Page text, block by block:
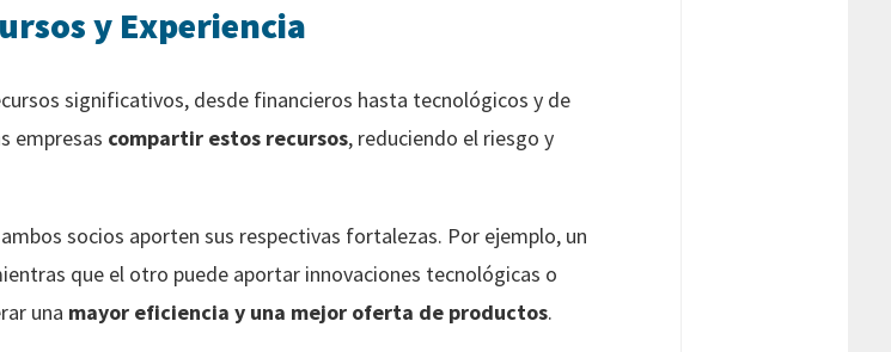
y Experiencia
significativos, desde financieros hasta tecnológicos y de
empresas compartir estos recursos, reduciendo el riesgo y
socios aporten sus respectivas fortalezas. Por ejemplo, un
que el otro puede aportar innovaciones tecnológicas o
una mayor eficiencia y una mejor oferta de productos.